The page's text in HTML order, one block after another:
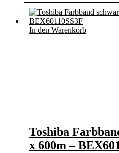
In den Warenkorb
Toshiba
x 600m –